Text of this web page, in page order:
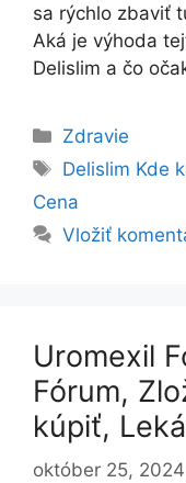
sa rýchlo zbaviť
Aká je výhoda
Delislim a čo
Kategórie
Zdravie
Značky
Delislim Kde
Cena
Vložiť
Uromexil
Fórum,
kúpiť,
október 25, 2024